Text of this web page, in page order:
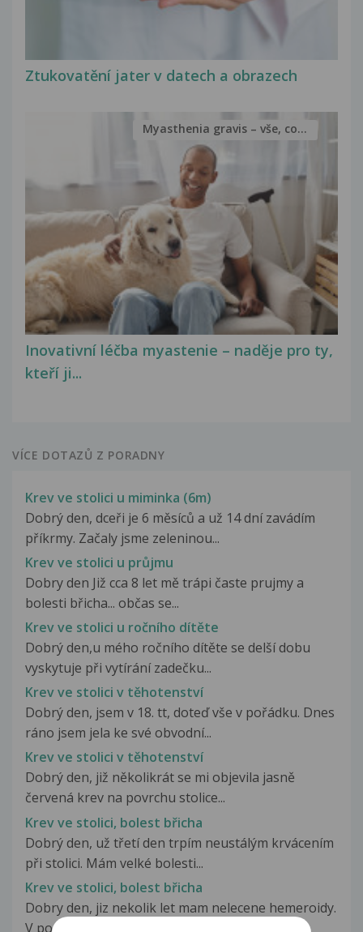
Ztukovatění jater v datech a obrazech
Inovativní léčba myastenie – naděje pro ty,
kteří ji...
Myasthenia gravis – vše, co...
VÍCE DOTAZŮ Z PORADNY
Krev ve stolici u miminka (6m)
Dobrý den, dceři je 6 měsíců a už 14 dní zavádím
příkrmy. Začaly jsme zeleninou...
Krev ve stolici u průjmu
Dobry den Již cca 8 let mě trápi časte prujmy a
bolesti břicha... občas se...
Krev ve stolici u ročního dítěte
Dobrý den,u mého ročního dítěte se delší dobu
vyskytuje při vytírání zadečku...
Krev ve stolici v těhotenství
Dobrý den, jsem v 18. tt, doteď vše v pořádku. Dnes
ráno jsem jela ke své obvodní...
Krev ve stolici v těhotenství
Dobrý den, již několikrát se mi objevila jasně
červená krev na povrchu stolice...
Krev ve stolici, bolest břicha
Dobrý den, už třetí den trpím neustálým krvácením
při stolici. Mám velké bolesti...
Krev ve stolici, bolest břicha
Dobry den, jiz nekolik let mam nelecene hemeroidy.
V poslednich 6 dnech krvacim...